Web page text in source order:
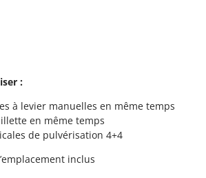
pommes de terre pour tracteur
pour tracteur
à tracteur
électriques
:
à levier manuelles en même temps
en même temps
de pulvérisation 4+4
inclus